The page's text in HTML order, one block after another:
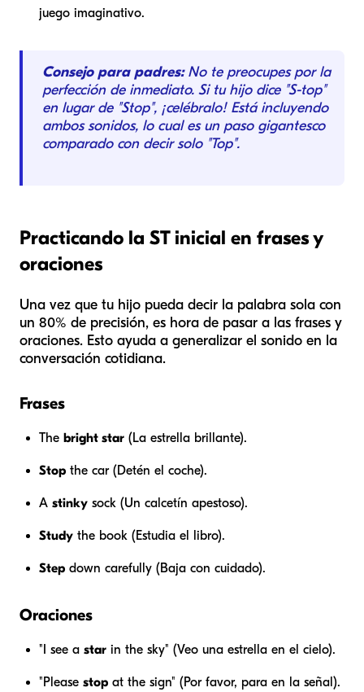
juego imaginativo.
Consejo para padres:No te preocupes por la
perfección de inmediato. Si tu hijo dice "S-top"
en lugar de "Stop", ¡celébralo! Está incluyendo
ambos sonidos, lo cual es un paso gigantesco
comparado con decir solo "Top".
Practicando la ST inicial en frases y
oraciones
Una vez que tu hijo pueda decir la palabra sola con
un 80% de precisión, es hora de pasar a las frases y
oraciones. Esto ayuda a generalizar el sonido en la
conversación cotidiana.
Frases
The bright star (La estrella brillante).
Stop the car (Detén el coche).
A stinky sock (Un calcetín apestoso).
Study the book (Estudia el libro).
Step down carefully (Baja con cuidado).
Oraciones
"I see a star in the sky" (Veo una estrella en el cielo).
"Please stop at the sign" (Por favor, para en la señal).